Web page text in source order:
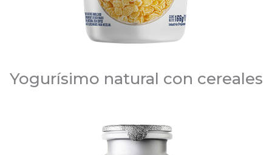
Yogurísimo natural con cereales